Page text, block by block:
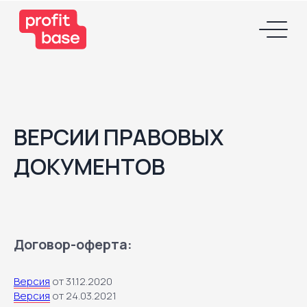
ВЕРСИИ ПРАВОВЫХ
ДОКУМЕНТОВ
Договор-оферта:
Версия от 31.12.2020
Версия от 24.03.2021